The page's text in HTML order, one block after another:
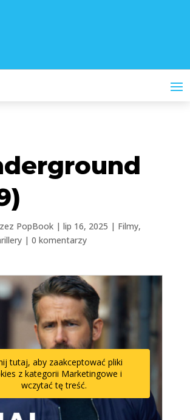
PopBook| lip 16, 2025 | Filmy,
| 0 komentarzy
tutaj, aby zaakceptować pliki
z kategorii Marketingowe i
wczytać tę treść.